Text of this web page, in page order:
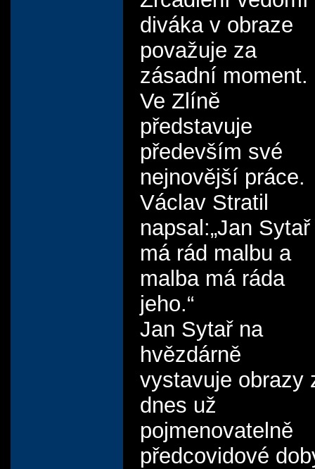
diváka v obraze
považuje za
zásadní moment.
Ve Zlíně
představuje
především své
nejnovější práce.
Václav Stratil
napsal:„Jan Sytař
má rád malbu a
malba má ráda
jeho.“
Jan Sytař na
hvězdárně
vystavuje obrazy
dnes už
pojmenovatelně
předcovidové